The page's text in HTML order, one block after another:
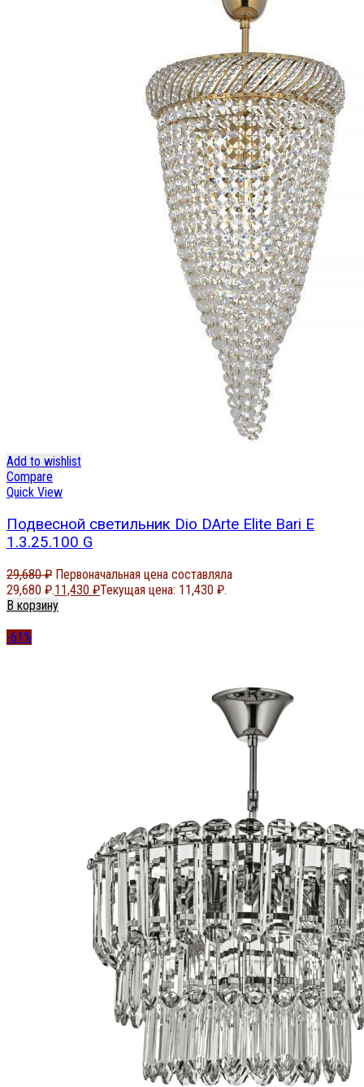
Add to wishlist
Compare
Quick View
Подвесной светильник Dio DArte Elite Bari E
1.3.25.100 G
29,680₽ Первоначальная цена составляла
29,680 ₽.11,430 ₽Текущая цена: 11,430 ₽.
В корзину
-61%